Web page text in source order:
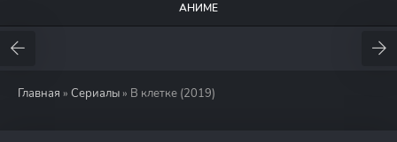
АНИМЕ
Главная » Сериалы » В клетке (2019)